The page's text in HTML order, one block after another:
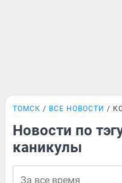
ТОМСК ВСЕ НОВОСТИ
Новости по
каникулы